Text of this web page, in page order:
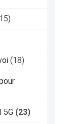
(18)
5G (23)